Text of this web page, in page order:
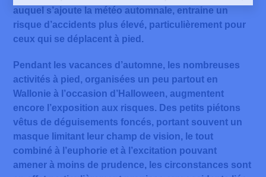
auquel s’ajoute la météo automnale, entraine un
risque d’accidents plus élevé, particulièrement pour
ceux qui se déplacent à pied.
Pendant les vacances d’automne, les nombreuses
activités à pied, organisées un peu partout en
Wallonie à l’occasion d’Halloween, augmentent
encore l’exposition aux risques. Des petits piétons
vêtus de déguisements foncés, portant souvent un
masque limitant leur champ de vision, le tout
combiné à l’euphorie et à l’excitation pouvant
amener à moins de prudence, les circonstances sont